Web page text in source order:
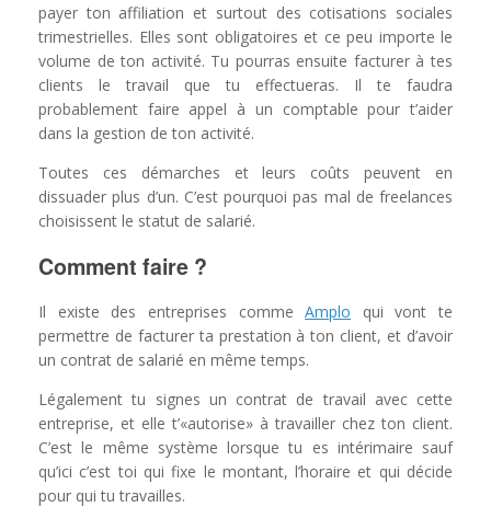
payer ton affiliation et surtout des cotisations sociales
trimestrielles. Elles sont obligatoires et ce peu importe le
volume de ton activité. Tu pourras ensuite facturer à tes
clients le travail que tu effectueras. Il te faudra
probablement faire appel à un comptable pour t’aider
dans la gestion de ton activité.
Toutes ces démarches et leurs coûts peuvent en
dissuader plus d’un. C’est pourquoi pas mal de freelances
choisissent le statut de salarié.
Comment faire ?
Il existe des entreprises commeAmplo qui vont te
permettre de facturer ta prestation à ton client, et d’avoir
un contrat de salarié en même temps.
Légalement tu signes un contrat de travail avec cette
entreprise, et elle t’«autorise» à travailler chez ton client.
C’est le même système lorsque tu es intérimaire sauf
qu’ici c’est toi qui fixe le montant, l’horaire et qui décide
pour qui tu travailles.